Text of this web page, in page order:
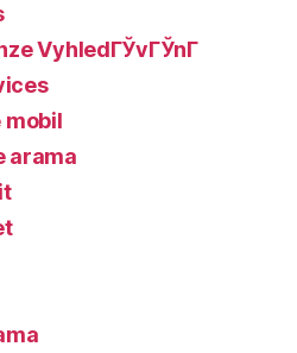
VyhledГЎvГЎnГ­
mobil
arama